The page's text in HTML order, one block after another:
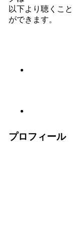
以下より聴くこと
ができます。
プロフィール